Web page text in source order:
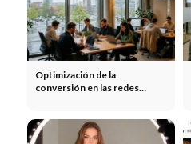
Optimización de la
conversión en las redes